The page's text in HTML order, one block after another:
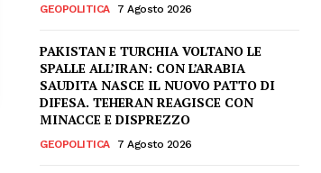
GEOPOLITICA 7 Agosto 2026
PAKISTAN E TURCHIA VOLTANO LE
SPALLE ALL’IRAN: CON L’ARABIA
SAUDITA NASCE IL NUOVO PATTO DI
DIFESA. TEHERAN REAGISCE CON
MINACCE E DISPREZZO
GEOPOLITICA 7 Agosto 2026